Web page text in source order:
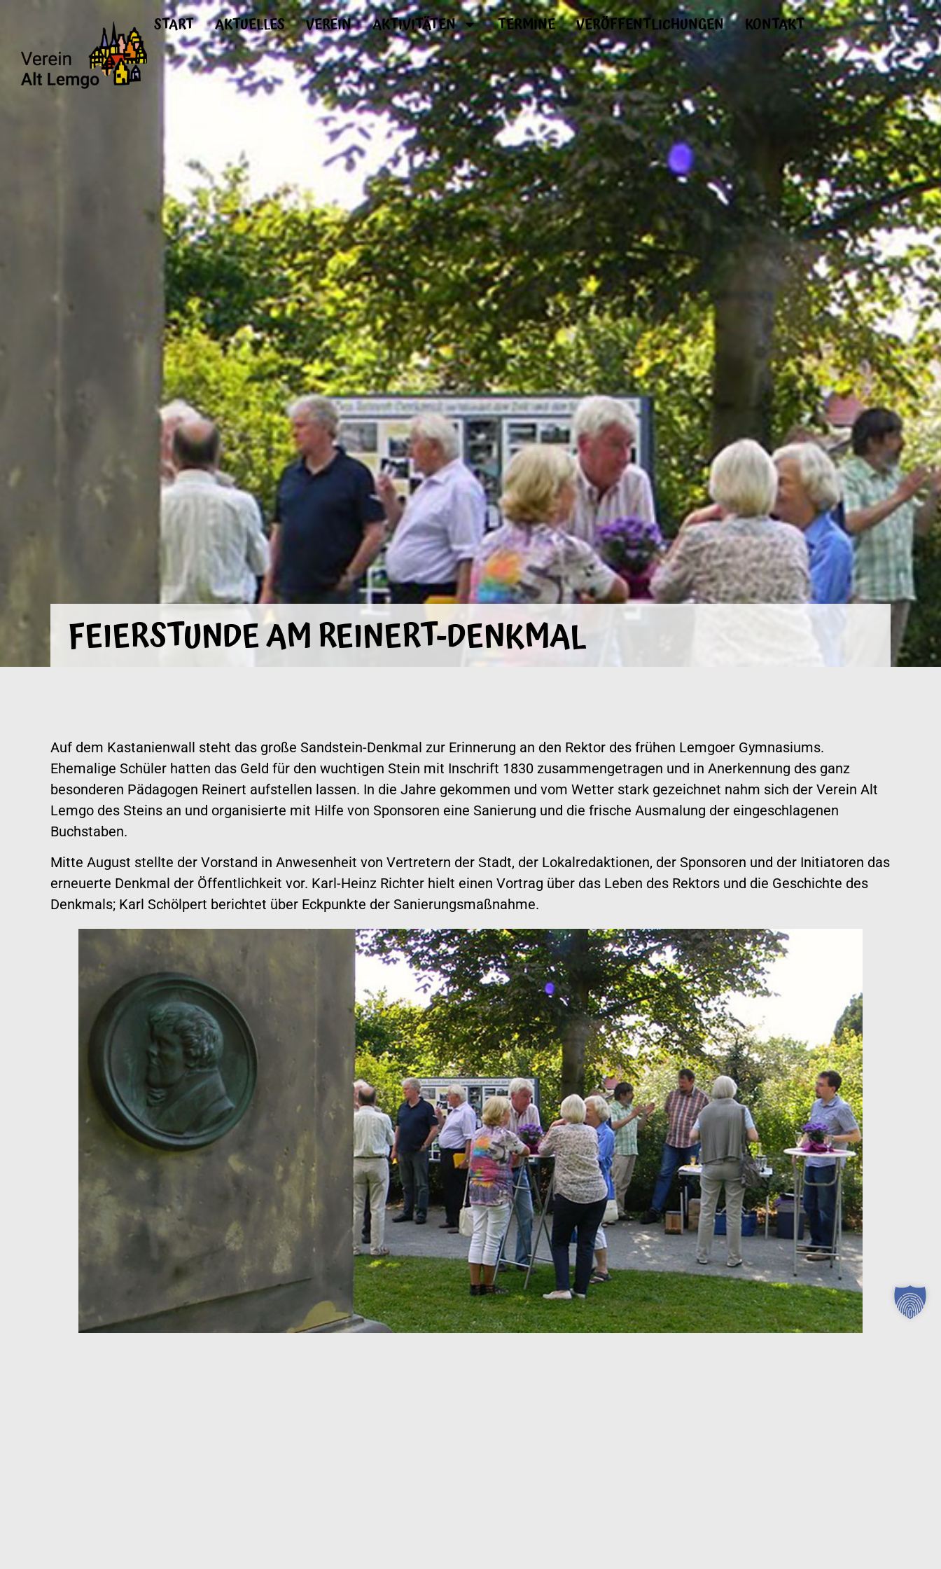
START AKTUELLES VEREIN AKTIVITÄTEN TERMINE VERÖFFENTLICHUNGEN KONTAKT
FEIERSTUNDE AM REINERT-DENKMAL
Auf dem Kastanienwall steht das große Sandstein-Denkmal zur Erinnerung an den Rektor des frühen Lemgoer Gymnasiums.
Ehemalige Schüler hatten das Geld für den wuchtigen Stein mit Inschrift 1830 zusammengetragen und in Anerkennung des ganz
besonderen Pädagogen Reinert aufstellen lassen. In die Jahre gekommen und vom Wetter stark gezeichnet nahm sich der Verein Alt
Lemgo des Steins an und organisierte mit Hilfe von Sponsoren eine Sanierung und die frische Ausmalung der eingeschlagenen
Buchstaben.
Mitte August stellte der Vorstand in Anwesenheit von Vertretern der Stadt, der Lokalredaktionen, der Sponsoren und der Initiatoren das
erneuerte Denkmal der Öffentlichkeit vor. Karl-Heinz Richter hielt einen Vortrag über das Leben des Rektors und die Geschichte des
Denkmals; Karl Schölpert berichtet über Eckpunkte der Sanierungsmaßnahme.